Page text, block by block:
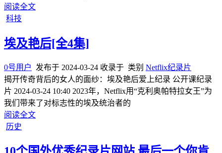
阅读全文
科技
埃及艳后[全4集]
0号用户 发布于 2024-03-24 收录于 类别 Netflix纪录片
揭开传奇背后的女人的面纱：埃及艳后爱上纪录 公开课纪录
片 2024-03-24 10:40 2023年，Netflix用“克利奥帕特拉女王”为
我们带来了对标志性的埃及统治者的
阅读全文
历史